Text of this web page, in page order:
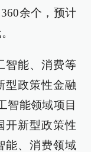
余个，预计
智能、消费等
型政策性金融
智能领域项目
开新型政策性
能、消费领域